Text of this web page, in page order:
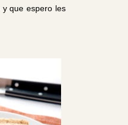
que espero les